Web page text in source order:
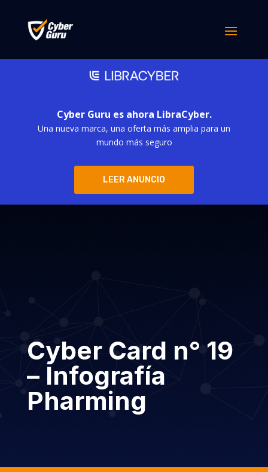
Cyber Guru es ahora LibraCyber.
Una nueva marca, una oferta más amplia para un
mundo más seguro
LEER ANUNCIO
Cyber Card n° 19
– Infografía
Pharming